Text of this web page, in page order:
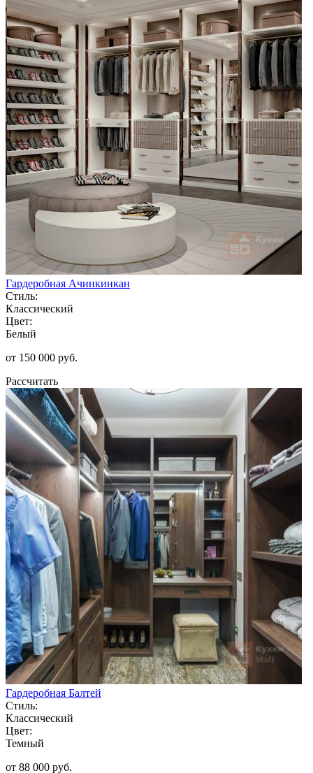
Гардеробная Ачинкинкан
Стиль:
Классический
Цвет:
Белый
от 150 000 руб.
Рассчитать
Гардеробная Балтей
Стиль:
Классический
Цвет:
Темный
от 88 000 руб.